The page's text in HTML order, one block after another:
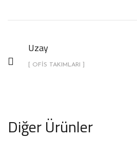
Uzay
[ OFIS TAKIMLARI ]
Diğer Ürünler